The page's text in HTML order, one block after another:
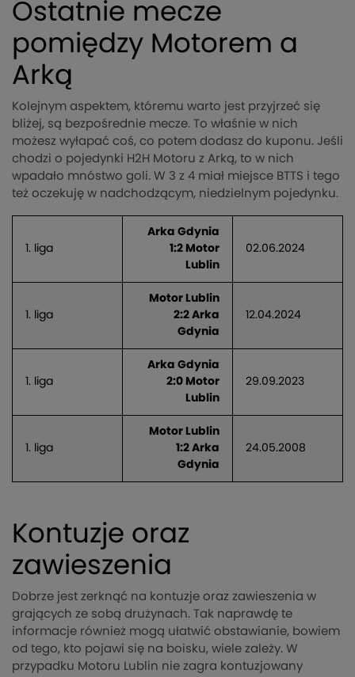
Ostatnie mecze
pomiędzy Motorem a
Arką
Kolejnym aspektem, któremu warto jest przyjrzeć się
bliżej, są bezpośrednie mecze. To właśnie w nich
możesz wyłapać coś, co potem dodasz do kuponu. Jeśli
chodzi o pojedynki H2H Motoru z Arką, to w nich
wpadało mnóstwo goli. W 3 z 4 miał miejsce BTTS i tego
też oczekuję w nadchodzącym, niedzielnym pojedynku.
1. liga
Arka Gdynia
1:2 Motor
Lublin
02.06.2024
1. liga
Motor Lublin
2:2 Arka
Gdynia
12.04.2024
1. liga
Arka Gdynia
2:0 Motor
Lublin
29.09.2023
1. liga
Motor Lublin
1:2 Arka
Gdynia
24.05.2008
Kontuzje oraz
zawieszenia
Dobrze jest zerknąć na kontuzje oraz zawieszenia w
grających ze sobą drużynach. Tak naprawdę te
informacje również mogą ułatwić obstawianie, bowiem
od tego, kto pojawi się na boisku, wiele zależy. W
przypadku Motoru Lublin nie zagra kontuzjowany